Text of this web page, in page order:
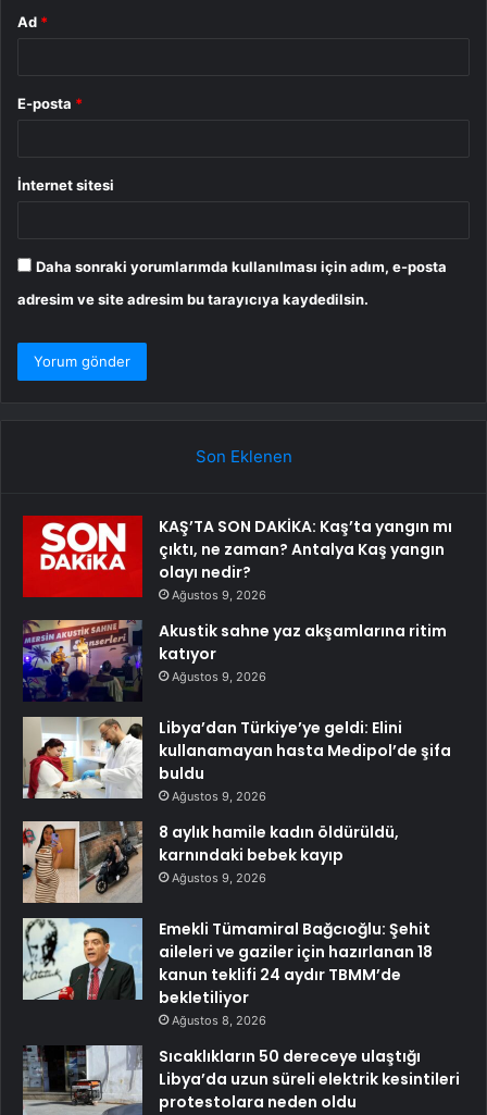
Ad *
E-posta *
İnternet sitesi
Daha sonraki yorumlarımda kullanılması için adım, e-posta
adresim ve site adresim bu tarayıcıya kaydedilsin.
Son Eklenen
KAŞ’TA SON DAKİKA: Kaş’ta yangın mı
çıktı, ne zaman? Antalya Kaş yangın
olayı nedir?
Ağustos 9, 2026
Akustik sahne yaz akşamlarına ritim
katıyor
Ağustos 9, 2026
Libya’dan Türkiye’ye geldi: Elini
kullanamayan hasta Medipol’de şifa
buldu
Ağustos 9, 2026
8 aylık hamile kadın öldürüldü,
karnındaki bebek kayıp
Ağustos 9, 2026
Emekli Tümamiral Bağcıoğlu: Şehit
aileleri ve gaziler için hazırlanan 18
kanun teklifi 24 aydır TBMM’de
bekletiliyor
Ağustos 8, 2026
Sıcaklıkların 50 dereceye ulaştığı
Libya’da uzun süreli elektrik kesintileri
protestolara neden oldu